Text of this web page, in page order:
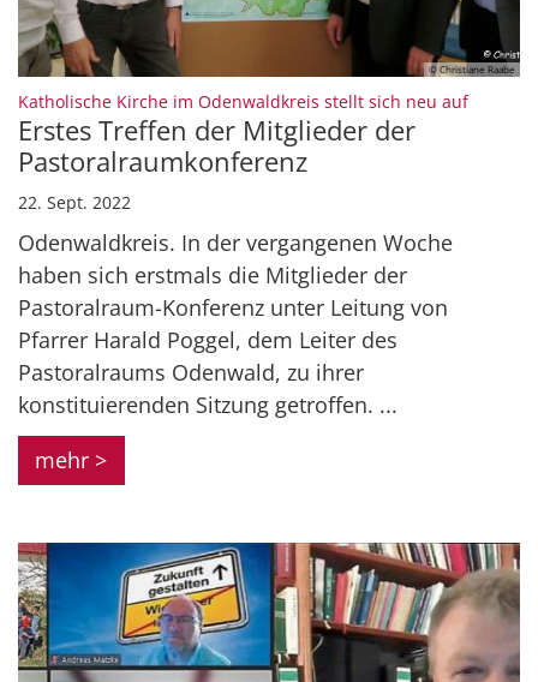
© Christiane Raabe
Katholische Kirche im Odenwaldkreis stellt sich neu auf:
Erstes Treffen der Mitglieder der
Pastoralraumkonferenz
22. Sept. 2022
Odenwaldkreis. In der vergangenen Woche
haben sich erstmals die Mitglieder der
Pastoralraum-Konferenz unter Leitung von
Pfarrer Harald Poggel, dem Leiter des
Pastoralraums Odenwald, zu ihrer
konstituierenden Sitzung getroffen. ...
mehr >